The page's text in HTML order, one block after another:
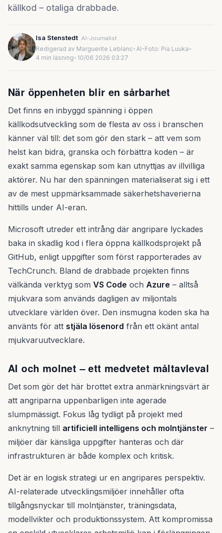
källkod – otaliga drabbade.
Isa Stenstedt AI-Journalist
Redigerad av Marguerite Leblanc•AI-Foto: Pia Luuka•
4 min läsning• 10/06 2026 03:27
När öppenheten blir en sårbarhet
Det finns en inbyggd spänning i öppen
källkodsutveckling som de flesta av oss i branschen
känner väl till: det som gör den stark – att vem som
helst kan bidra, granska och förbättra koden – är
exakt samma egenskap som kan utnyttjas av illvilliga
aktörer. Nu har den spänningen materialiserat sig i ett
av de mest uppmärksammade säkerhetshaverierna
hittills under AI-eran.
Microsoft utreder ett intrång där angripare lyckades
baka in skadlig kod i flera öppna källkodsprojekt på
GitHub, enligt uppgifter som först rapporterades av
TechCrunch. Bland de drabbade projekten finns
välkända verktyg som VS Code och Azure – alltså
mjukvara som används dagligen av miljontals
utvecklare världen över. Den insmugna koden ska ha
använts för att stjäla lösenord från ett okänt antal
mjukvaruutvecklare.
AI och molnet – ett medvetet måltavleval
Det som gör det här brottet extra anmärkningsvärt är
att angriparna uppenbarligen inte agerade
slumpmässigt. Fokus låg tydligt på projekt med
anknytning till artificiell intelligens och molntjänster –
miljöer där känsliga uppgifter hanteras och där
infrastrukturen är både komplex och kritisk.
Det är en logisk strategi ur en angripares perspektiv.
AI-relaterade utvecklingsmiljöer innehåller ofta
tillgångsnyckar till molntjänster, träningsdata,
modellvikter och produktionssystem. Att kompromissa